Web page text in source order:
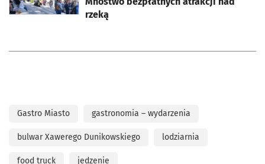
rzeką
Gastro Miasto gastronomia – wydarzenia
bulwar Xawerego Dunikowskiego lodziarnia
food truck jedzenie